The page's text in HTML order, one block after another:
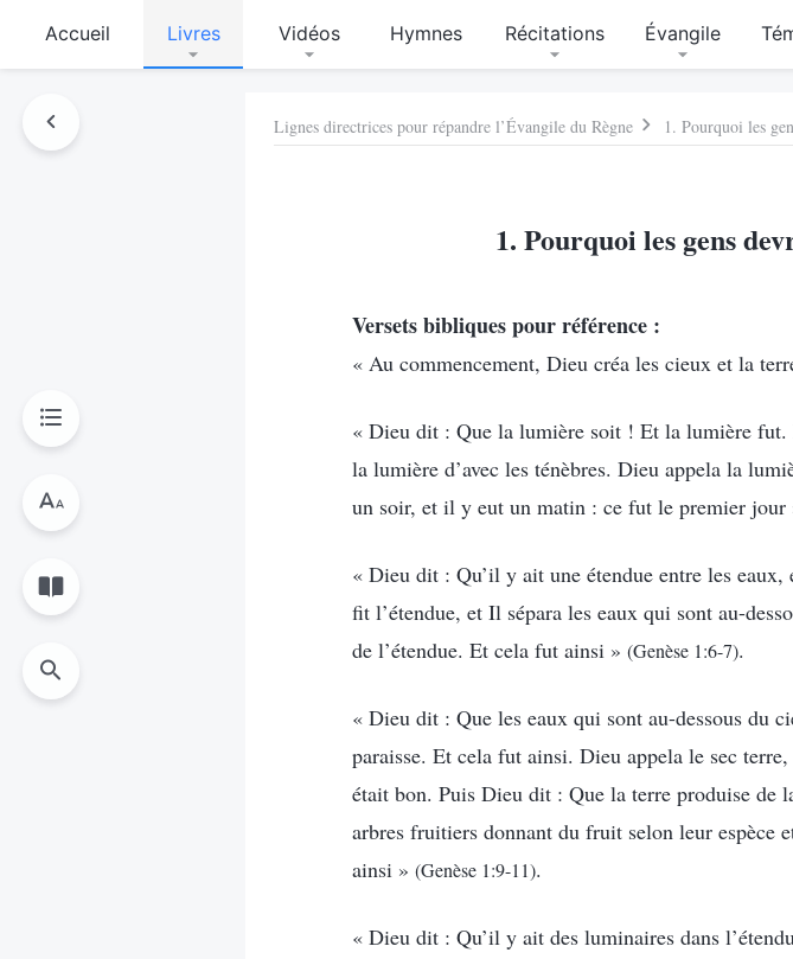
Accueil Livres Vidéos Hymnes Récitations Évangile
Lignes directrices pour répandre l’Évangile du Règne 1. Pourquoi les
1. Pourquoi les gens
Versets bibliques pour référence :
« Au commencement, Dieu créa les cieux et la
« Dieu dit : Que la lumière soit ! Et la lumière
la lumière d’avec les ténèbres. Dieu appela la
un soir, et il y eut un matin : ce fut le premier jour
« Dieu dit : Qu’il y ait une étendue entre les eaux,
fit l’étendue, et Il sépara les eaux qui sont au-
de l’étendue. Et cela fut ainsi » (Genèse 1:6-7).
« Dieu dit : Que les eaux qui sont au-dessous du
paraisse. Et cela fut ainsi. Dieu appela le sec
était bon. Puis Dieu dit : Que la terre produise de
arbres fruitiers donnant du fruit selon leur espèce
ainsi » (Genèse 1:9-11).
« Dieu dit : Qu’il y ait des luminaires dans